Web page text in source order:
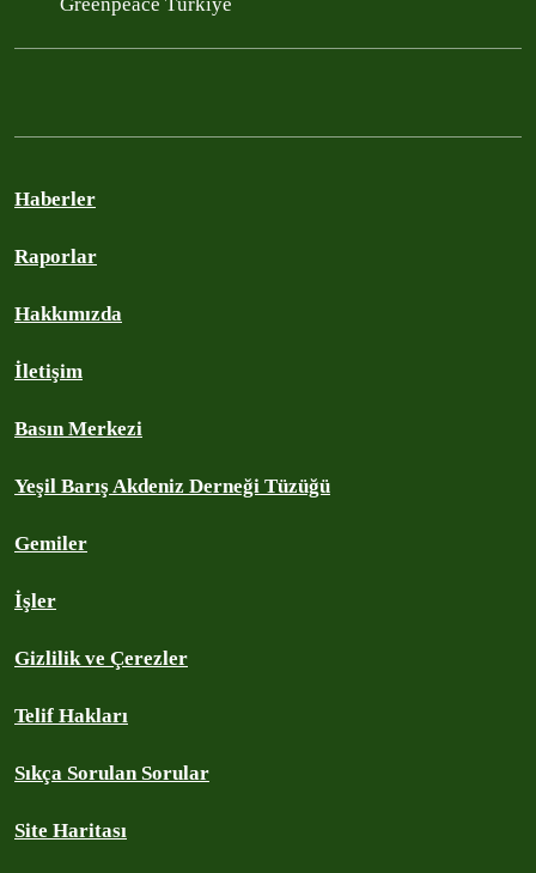
Haberler
Raporlar
Hakkımızda
İletişim
Basın Merkezi
Yeşil Barış Akdeniz Derneği Tüzüğü
Gemiler
İşler
Gizlilik ve Çerezler
Telif Hakları
Sıkça Sorulan Sorular
Site Haritası